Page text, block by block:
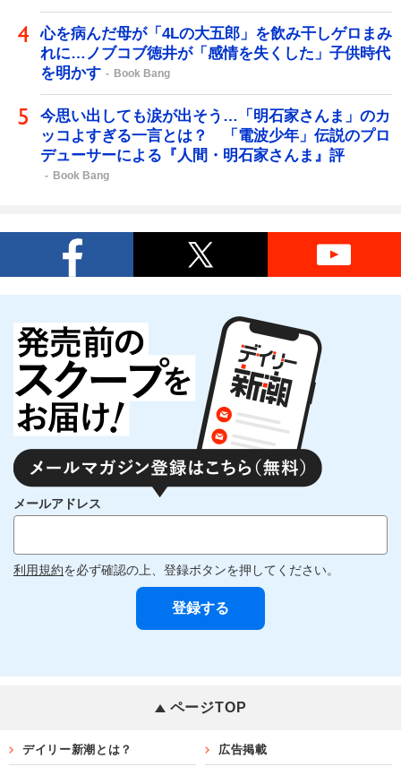
心を病んだ母が「4Lの大五郎」を飲み干しゲロまみ
れに…ノブコブ徳井が「感情を失くした」子供時代
を明かす
Book Bang
今思い出しても涙が出そう…「明石家さんま」のカ
ッコよすぎる一言とは？ 「電波少年」伝説のプロ
デューサーによる『人間・明石家さんま』評
Book Bang
メールアドレス
利用規約を必ず確認の上、登録ボタンを押してください。
ページTOP
デイリー新潮とは？ 広告掲載